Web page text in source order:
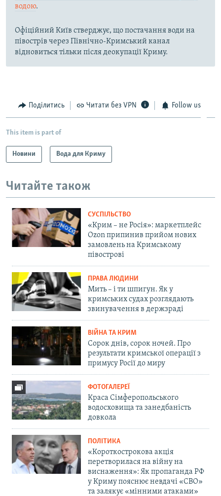
водою.
Офіційний Київ стверджує, що постачання води на
півострів через Північно-Кримський канал
відновиться тільки після деокупації Криму.
Поділитись Читати без VPN Follow us
This item is part of
Новини Вода для Криму
Читайте також
СУСПІЛЬСТВО
«Крим – не Росія»: маркетплейс
Ozon припинив прийом нових
замовлень на Кримському
півострові
ПРАВА ЛЮДИНИ
Мить – і ти шпигун. Як у
кримських судах розглядають
звинувачення в держзраді
ВІЙНА ТА КРИМ
Сорок днів, сорок ночей. Про
результати кримської операції з
примусу Росії до миру
ФОТОГАЛЕРЕЇ
Краса Сімферопольського
водосховища та занедбаність
довкола
ПОЛІТИКА
«Короткострокова акція
перетворилася на війну на
виснаження»: Як пропаганда РФ
у Криму пояснює невдачі «СВО»
та залякує «мінними атаками»